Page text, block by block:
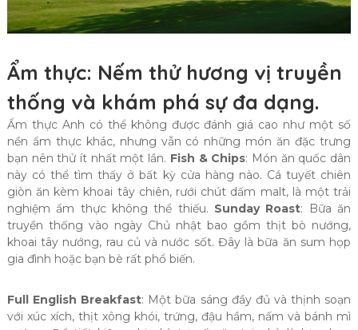
Ẩm thực: Nếm thử hương vị truyền
thống và khám phá sự đa dạng.
Ẩm thực Anh có thể không được đánh giá cao như một số
nền ẩm thực khác, nhưng vẫn có những món ăn đặc trưng
bạn nên thử ít nhất một lần. Fish & Chips: Món ăn quốc dân
này có thể tìm thấy ở bất kỳ cửa hàng nào. Cá tuyết chiên
giòn ăn kèm khoai tây chiên, rưới chút dấm malt, là một trải
nghiệm ẩm thực không thể thiếu. Sunday Roast: Bữa ăn
truyền thống vào ngày Chủ nhật bao gồm thịt bò nướng,
khoai tây nướng, rau củ và nước sốt. Đây là bữa ăn sum họp
gia đình hoặc bạn bè rất phổ biến.
Full English Breakfast: Một bữa sáng đầy đủ và thịnh soạn
với xúc xích, thịt xông khói, trứng, đậu hầm, nấm và bánh mì